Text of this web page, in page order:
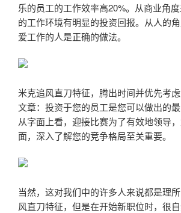
乐的员工的工作效率高20%。从商业角
的工作环境有明显的投资回报。从人的
爱工作的人是正确的做法。
米克追风直刀特征，腾出时间并优先考
文章：投资于您的员工是您可以做出的
从字面上看，迎接比赛为了有效地领导
面，深入了解您的竞争格局至关重要。
当然，这对我们中的许多人来说都是理
风直刀特征，但是在开始新职位时，很